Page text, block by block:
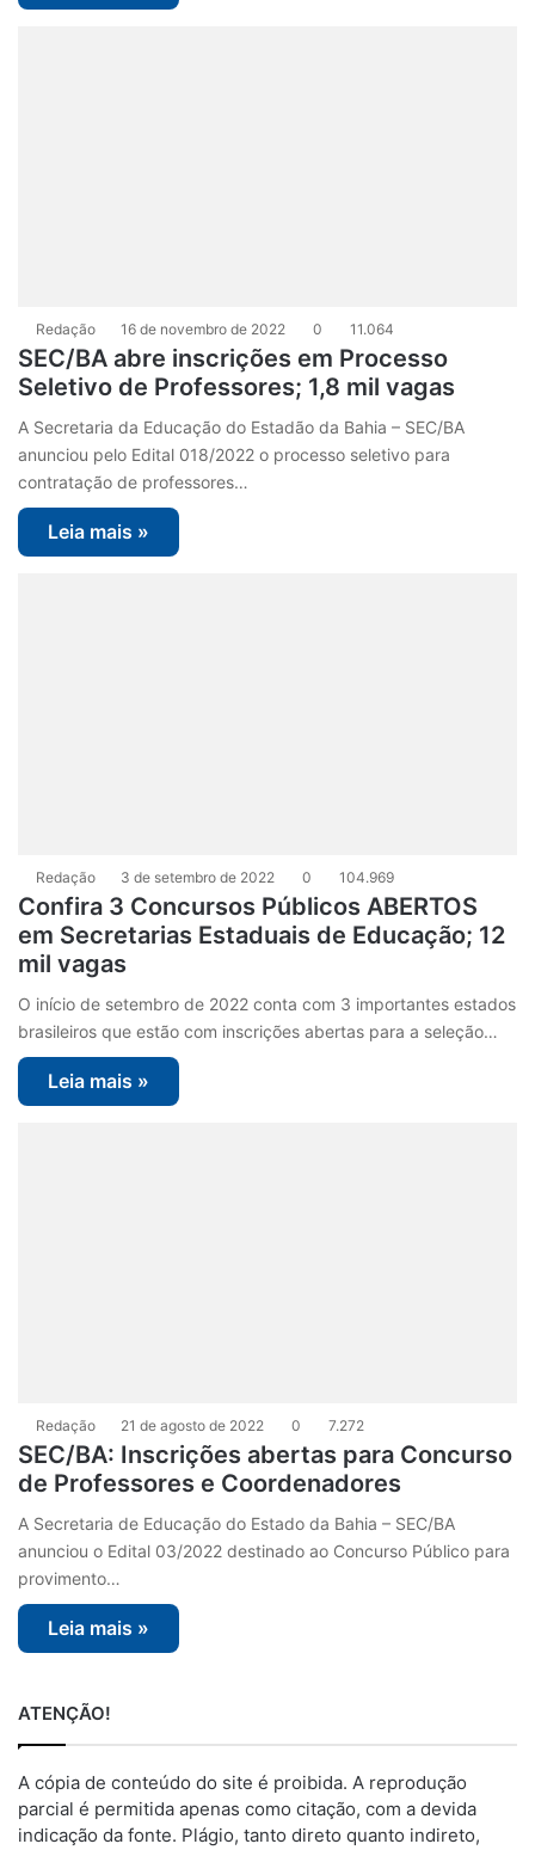
Redação 16 de novembro de 2022 0 11.064
SEC/BA abre inscrições em Processo
Seletivo de Professores; 1,8 mil vagas
A Secretaria da Educação do Estadão da Bahia – SEC/BA
anunciou pelo Edital 018/2022 o processo seletivo para
contratação de professores…
Leia mais »
Redação 3 de setembro de 2022 0 104.969
Confira 3 Concursos Públicos ABERTOS
em Secretarias Estaduais de Educação; 12
mil vagas
O início de setembro de 2022 conta com 3 importantes estados
brasileiros que estão com inscrições abertas para a seleção…
Leia mais »
Redação 21 de agosto de 2022 0 7.272
SEC/BA: Inscrições abertas para Concurso
de Professores e Coordenadores
A Secretaria de Educação do Estado da Bahia – SEC/BA
anunciou o Edital 03/2022 destinado ao Concurso Público para
provimento…
Leia mais »
ATENÇÃO!
A cópia de conteúdo do site é proibida. A reprodução
parcial é permitida apenas como citação, com a devida
indicação da fonte. Plágio, tanto direto quanto indireto,